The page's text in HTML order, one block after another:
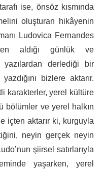
ise, önsöz kısmında
oluşturan hikâyenin
Ludovica Fernandes
aldığı günlük ve
yazılardan derlediği bir
bizlere aktarır.
karakterler, yerel kültüre
bölümler ve yerel halkın
içten aktarır ki, kurguyla
neyin gerçek neyin
şiirsel satırlarıyla
yaşarken, yerel